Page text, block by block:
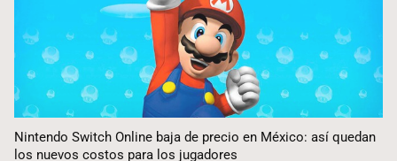
Nintendo Switch Online baja de precio en México: así quedan
los nuevos costos para los jugadores